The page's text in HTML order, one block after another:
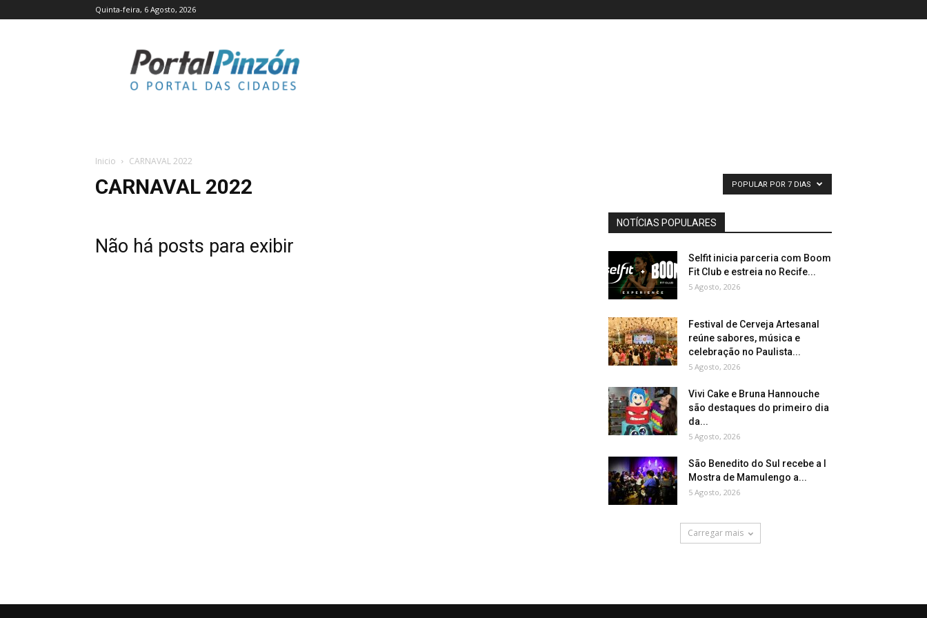
Quinta-feira, 6 Agosto, 2026
Pinzón
Inicio CARNAVAL 2022
CARNAVAL 2022 POPULAR POR 7 DIAS
Não há posts para exibir
NOTÍCIAS POPULARES
Selfit inicia parceria com Boom
Fit Club e estreia no Recife...
5 Agosto, 2026
Festival de Cerveja Artesanal
reúne sabores, música e
celebração no Paulista...
5 Agosto, 2026
Vivi Cake e Bruna Hannouche
são destaques do primeiro dia
da...
5 Agosto, 2026
São Benedito do Sul recebe a I
Mostra de Mamulengo a...
5 Agosto, 2026
Carregar mais